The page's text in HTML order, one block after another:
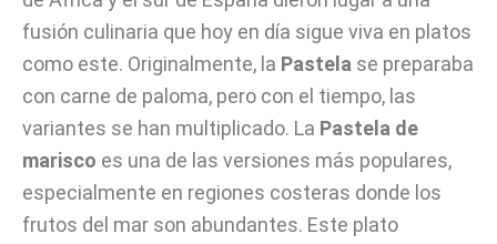
fusión culinaria que hoy en día sigue viva en platos
como este. Originalmente, la Pastela se preparaba
con carne de paloma, pero con el tiempo, las
variantes se han multiplicado. La Pastela de
marisco es una de las versiones más populares,
especialmente en regiones costeras donde los
frutos del mar son abundantes. Este plato